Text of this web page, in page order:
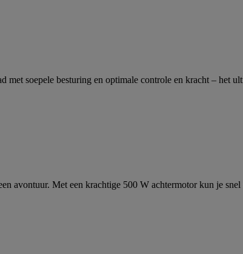
met soepele besturing en optimale controle en kracht – het
avontuur. Met een krachtige 500 W achtermotor kun je